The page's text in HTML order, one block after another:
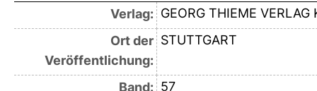
Verlag: GEORG THIEME VERLAG
Ort der
Veröffentlichung:
STUTTGART
Band: 57